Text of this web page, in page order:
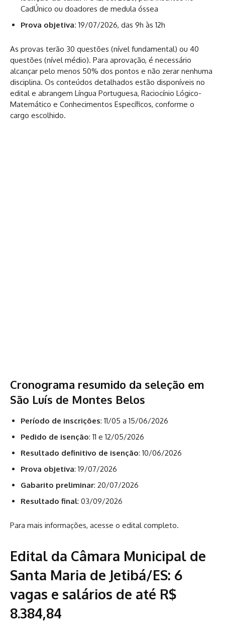
CadÚnico ou doadores de medula óssea
Prova objetiva: 19/07/2026, das 9h às 12h
As provas terão 30 questões (nível fundamental) ou 40
questões (nível médio). Para aprovação, é necessário
alcançar pelo menos 50% dos pontos e não zerar nenhuma
disciplina. Os conteúdos detalhados estão disponíveis no
edital e abrangem Língua Portuguesa, Raciocínio Lógico-
Matemático e Conhecimentos Específicos, conforme o
cargo escolhido.
Cronograma resumido da seleção em
São Luís de Montes Belos
Período de inscrições: 11/05 a 15/06/2026
Pedido de isenção: 11 e 12/05/2026
Resultado definitivo de isenção: 10/06/2026
Prova objetiva: 19/07/2026
Gabarito preliminar: 20/07/2026
Resultado final: 03/09/2026
Para mais informações, acesse o edital completo.
Edital da Câmara Municipal de
Santa Maria de Jetibá/ES: 6
vagas e salários de até R$
8.384,84